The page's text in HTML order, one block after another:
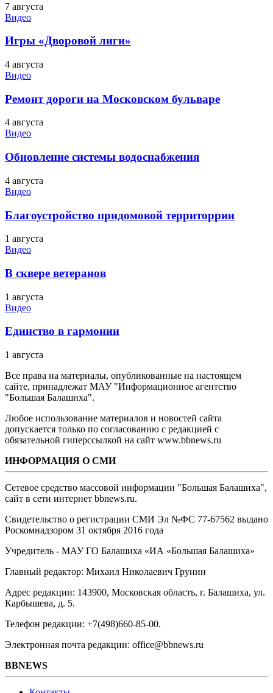
7 августа
Видео
Игры «Дворовой лиги»
4 августа
Видео
Ремонт дороги на Московском бульваре
4 августа
Видео
Обновление системы водоснабжения
4 августа
Видео
Благоустройство придомовой территоррии
1 августа
Видео
В сквере ветеранов
1 августа
Видео
Единство в гармонии
1 августа
Все права на материалы, опубликованные на настоящем
сайте, принадлежат МАУ "Информационное агентство
"Большая Балашиха".
Любое использование материалов и новостей сайта
допускается только по согласованию с редакцией с
обязательной гиперссылкой на сайт www.bbnews.ru
ИНФОРМАЦИЯ О СМИ
Сетевое средство массовой информации "Большая Балашиха",
сайт в сети интернет bbnews.ru.
Свидетельство о регистрации СМИ Эл №ФС ‎77-67562 выдано
Роскомнадзором 31 октября 2016 года
Учредитель - МАУ ГО Балашиха «ИА «Большая Балашиха»
Главный редактор: Михаил Николаевич Грунин
Адрес редакции: 143900, Московская область, г. Балашиха, ул.
Карбышева, д. 5.
Телефон редакции: +7(498)660-85-00.
Электронная почта редакции: office@bbnews.ru
BBNEWS